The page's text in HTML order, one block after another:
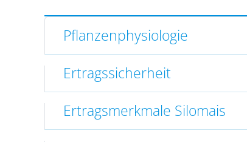
Pflanzenphysiologie
Ertragssicherheit
Ertragsmerkmale Silomais